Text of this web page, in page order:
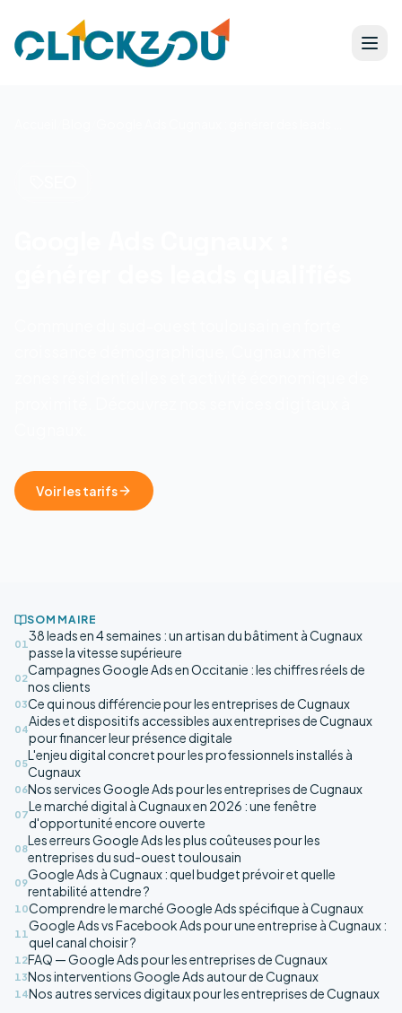
Voir les tarifs
SOMMAIRE
01
38 leads en 4 semaines : un artisan du bâtiment à Cugnaux
passe la vitesse supérieure
02
Campagnes Google Ads en Occitanie : les chiffres réels de
nos clients
03Ce qui nous différencie pour les entreprises de Cugnaux
04
Aides et dispositifs accessibles aux entreprises de Cugnaux
pour financer leur présence digitale
05
L'enjeu digital concret pour les professionnels installés à
Cugnaux
06Nos services Google Ads pour les entreprises de Cugnaux
07
Le marché digital à Cugnaux en 2026 : une fenêtre
d'opportunité encore ouverte
08
Les erreurs Google Ads les plus coûteuses pour les
entreprises du sud-ouest toulousain
09
Google Ads à Cugnaux : quel budget prévoir et quelle
rentabilité attendre ?
10Comprendre le marché Google Ads spécifique à Cugnaux
11
Google Ads vs Facebook Ads pour une entreprise à Cugnaux :
quel canal choisir ?
12FAQ — Google Ads pour les entreprises de Cugnaux
13Nos interventions Google Ads autour de Cugnaux
14Nos autres services digitaux pour les entreprises de Cugnaux